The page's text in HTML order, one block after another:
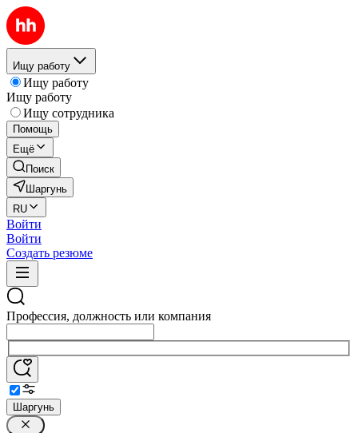
Ищу работу
Ищу работу
Ищу работу
Ищу сотрудника
Помощь
Ещё
Поиск
Шаргунь
RU
Войти
Войти
Создать резюме
Профессия, должность или компания
Шаргунь